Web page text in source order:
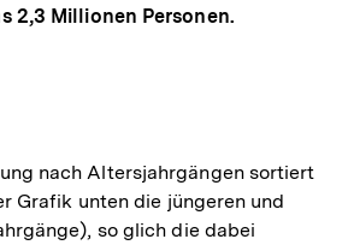
2,3 Millionen Personen.
nach Altersjahrgängen sortiert
Grafik unten die jüngeren und
so glich die dabei